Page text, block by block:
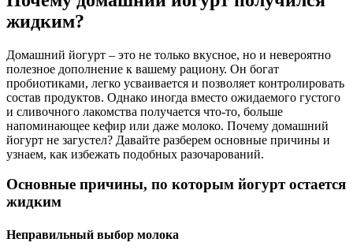
жидким?
Домашний йогурт – это не только вкусное, но и невероятно
полезное дополнение к вашему рациону. Он богат
пробиотиками, легко усваивается и позволяет контролировать
состав продуктов. Однако иногда вместо ожидаемого густого
и сливочного лакомства получается что-то, больше
напоминающее кефир или даже молоко. Почему домашний
йогурт не загустел? Давайте разберем основные причины и
узнаем, как избежать подобных разочарований.
Основные причины, по которым йогурт остается
жидким
Неправильный выбор молока